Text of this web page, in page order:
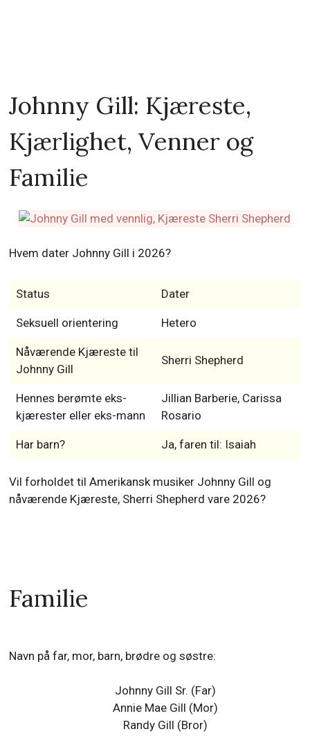
Johnny Gill: Kjæreste,
Kjærlighet, Venner og
Familie
Hvem dater Johnny Gill i 2026?
Status Dater
Seksuell orientering Hetero
Nåværende Kjæreste til
Johnny Gill
Sherri Shepherd
Hennes berømte eks-
kjærester eller eks-mann
Jillian Barberie, Carissa
Rosario
Har barn? Ja, faren til: Isaiah
Vil forholdet til Amerikansk musiker Johnny Gill og
nåværende Kjæreste, Sherri Shepherd vare 2026?
Familie
Navn på far, mor, barn, brødre og søstre:
Johnny Gill Sr. (Far)
Annie Mae Gill (Mor)
Randy Gill (Bror)